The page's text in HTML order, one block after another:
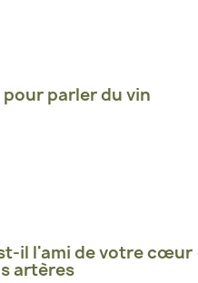
pour parler du vin
il l'ami de votre cœur
artères